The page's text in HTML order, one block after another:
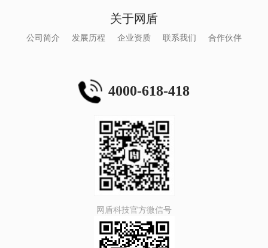
关于网盾
公司简介 发展历程 企业资质 联系我们 合作伙伴
4000-618-418
网盾科技官方微信号